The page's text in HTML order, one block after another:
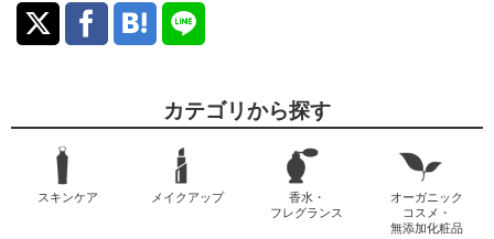
カテゴリから探す
スキンケア メイクアップ
香水・
フレグランス
オーガニック
コスメ・
無添加化粧品